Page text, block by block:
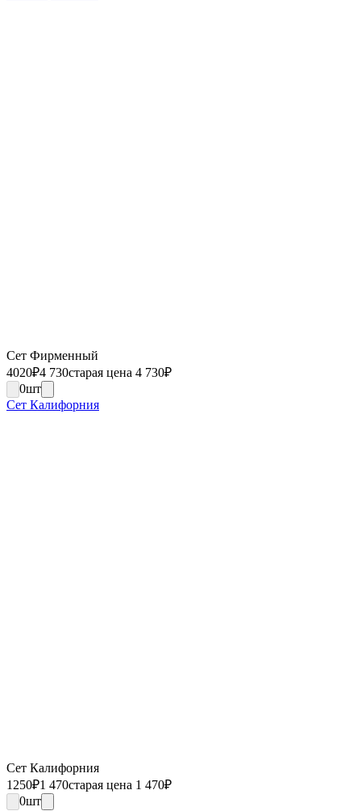
Сет Фирменный
4020₽4 730старая цена 4 730₽
0шт
Сет Калифорния
Сет Калифорния
1250₽1 470старая цена 1 470₽
0шт